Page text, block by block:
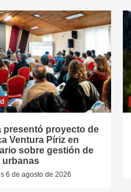
presentó proyecto de
Ventura Píriz en
sobre gestión de
urbanas
6 de agosto de 2026